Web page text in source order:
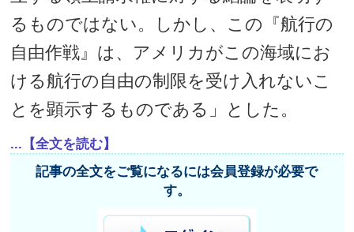
るものではない。しかし、この『航行の
自由作戦』は、アメリカがこの海域にお
ける航行の自由の制限を受け入れないこ
とを顕示するものである」とした。
...【全文を読む】
記事の全文をご覧になるには会員登録が必要で
す。